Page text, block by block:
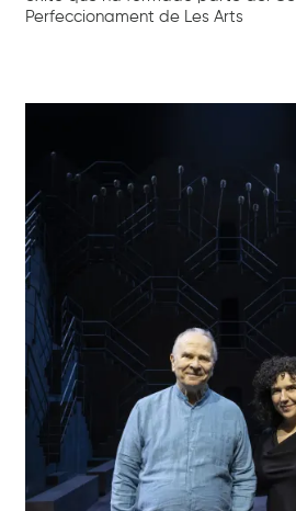
Perfeccionament de Les Arts